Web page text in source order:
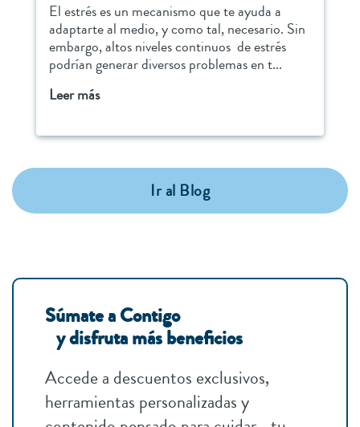
El estrés es un mecanismo que te ayuda a
adaptarte al medio, y como tal, necesario. Sin
embargo, altos niveles continuos de estrés
podrían generar diversos problemas en t...
Leer más
Ir al Blog
Súmate a Contigo
y disfruta más beneficios
Accede a descuentos exclusivos,
herramientas personalizadas y